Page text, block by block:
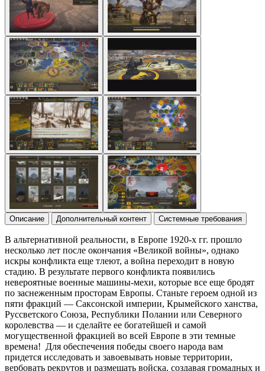
Описание Дополнительный контент Системные требования
В альтернативной реальности, в Европе 1920-х гг. прошло
несколько лет после окончания «Великой войны», однако
искры конфликта еще тлеют, а война переходит в новую
стадию. В результате первого конфликта появились
невероятные военные машины-мехи, которые все еще бродят
по заснеженным просторам Европы. Станьте героем одной из
пяти фракций — Саксонской империи, Крымейского ханства,
Руссветского Союза, Республики Полании или Северного
королевства — и сделайте ее богатейшей и самой
могущественной фракцией во всей Европе в эти темные
времена! Для обеспечения победы своего народа вам
придется исследовать и завоевывать новые территории,
вербовать рекрутов и размещать войска, создавая громадных и